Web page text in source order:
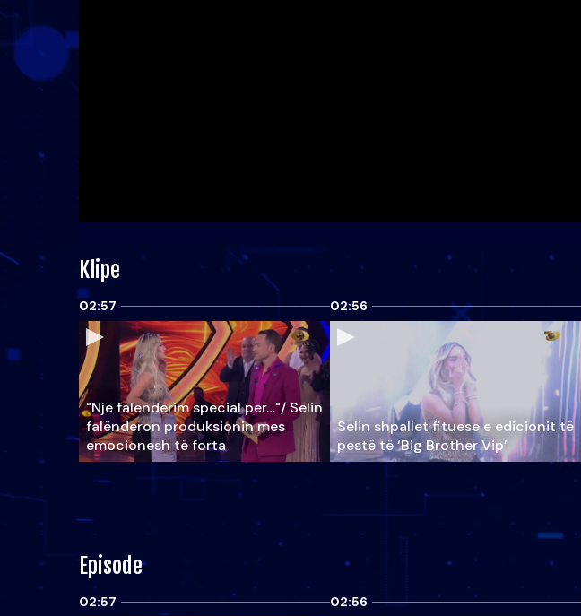
Klipe
02:57
"Një falenderim special për…"/ Selin
falënderon produksionin mes
emocionesh të forta
02:56
Selin shpallet fituese e edicionit të
pestë të ‘Big Brother Vip’
Episode
02:57 02:56